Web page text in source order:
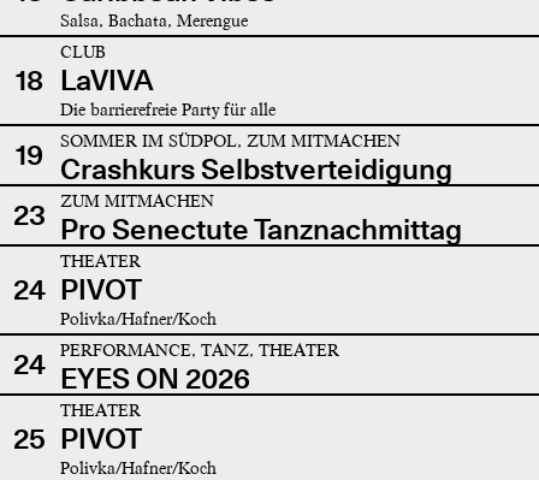
Salsa, Bachata, Merengue
18
CLUB
LaVIVA
Die barrierefreie Party für alle
19 SOMMER IM SÜDPOL, ZUM MITMACHEN
Crashkurs Selbstverteidigung
23
ZUM MITMACHEN
Pro Senectute Tanznachmittag
24
THEATER
PIVOT
Polivka/Hafner/Koch
24 PERFORMANCE, TANZ, THEATER
EYES ON 2026
25
THEATER
PIVOT
Polivka/Hafner/Koch